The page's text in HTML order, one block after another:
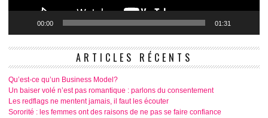
00:00 01:31
ARTICLES RÉCENTS
Qu’est-ce qu’un Business Model?
Un baiser volé n’est pas romantique : parlons du consentement
Les redflags ne mentent jamais, il faut les écouter
Sororité : les femmes ont des raisons de ne pas se faire confiance